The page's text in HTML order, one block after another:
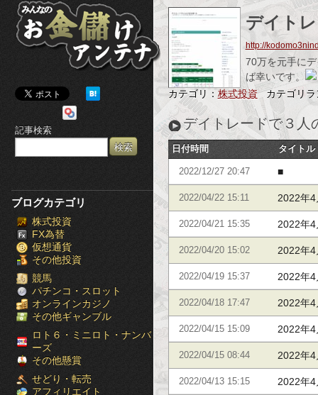
み
ん
な
の
お
金
儲
け
ア
ン
テ
ナ
［ブ
ロ
グ
記事検索
ブログカテゴリ
株式投資
FX為替
仮想通貨
その他投資
競馬
パチンコ・スロット
オンラインカジノ
その他ギャンブル
ロト６・ミニロト・ナンバ
ーズ
その他懸賞
せどり・転売
アフィリエイト
デイト
http://
70万を元手に
ば幸いです。
カテゴリ： 株式投資 カテゴリ
デイトレードで３人
日付時間 タイトル
2022/12/27 20:47 ■
2022/04/22 15:11 2022年
2022/04/21 15:35 2022年
2022/04/20 15:02 2022年
2022/04/19 15:37 2022年
2022/04/18 17:47 2022年
2022/04/15 15:09 2022年
2022/04/15 08:44 2022年
2022/04/13 15:15 2022年